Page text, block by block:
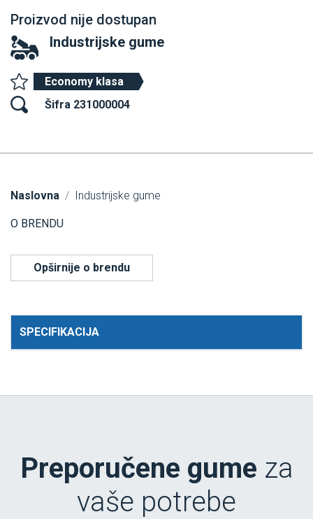
Proizvod nije dostupan
Industrijske gume
Economy klasa
Šifra 231000004
Naslovna Industrijske gume
O BRENDU
Opširnije o brendu
SPECIFIKACIJA
Preporučene gume za
vaše potrebe